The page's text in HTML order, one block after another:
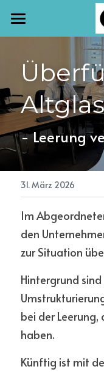
START
TERMINE
NEWSLETTER
AKTUELLES
MEINE ARBEIT
- Leerung
31. März 2026
Im
den
zur Situation
Hintergrund
bei der
haben.
Künftig ist mit